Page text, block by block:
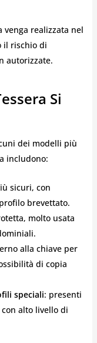
venga realizzata nel
il rischio di
autorizzate.
Si
dei modelli più
includono:
sicuri, con
brevettato.
molto usata
alla chiave per
di copia
speciali: presenti
alto livello di